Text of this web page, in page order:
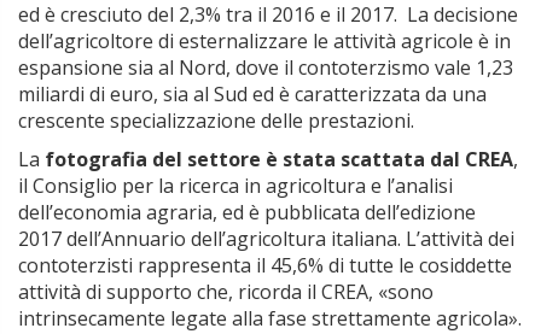
ed è cresciuto del 2,3% tra il 2016 e il 2017. La decisione
dell’agricoltore di esternalizzare le attività agricole è in
espansione sia al Nord, dove il contoterzismo vale 1,23
miliardi di euro, sia al Sud ed è caratterizzata da una
crescente specializzazione delle prestazioni.
La fotografia del settore è stata scattata dal CREA,
il Consiglio per la ricerca in agricoltura e l’analisi
dell’economia agraria, ed è pubblicata dell’edizione
2017 dell’Annuario dell’agricoltura italiana. L’attività dei
contoterzisti rappresenta il 45,6% di tutte le cosiddette
attività di supporto che, ricorda il CREA, «sono
intrinsecamente legate alla fase strettamente agricola».